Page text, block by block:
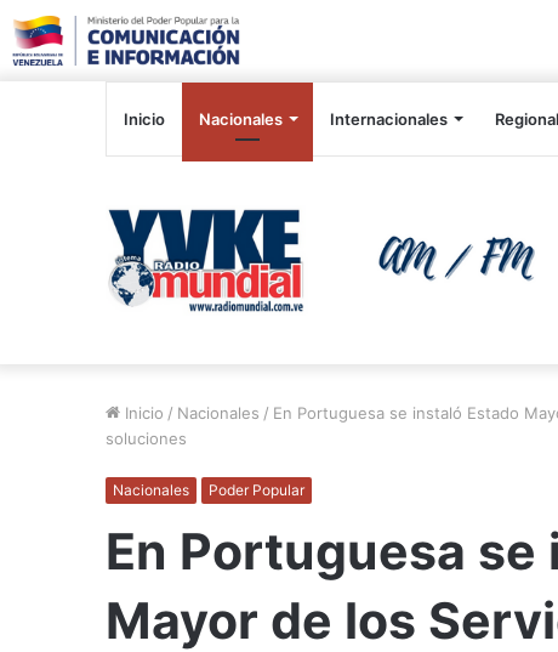
Inicio Nacionales Internacionales
Inicio / Nacionales / En Portuguesa se instaló Estado
soluciones
Nacionales Poder Popular
En Portuguesa se
Mayor de los